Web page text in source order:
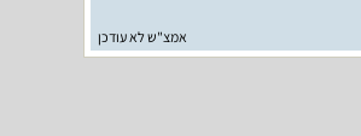
אמצ"ש לא עודכן